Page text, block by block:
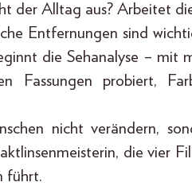
der Alltag aus? Arbeitet
Entfernungen sind
die Sehanalyse – mit
Fassungen probiert,
nicht verändern,
die vier
führt.